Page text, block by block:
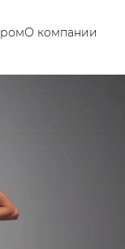
О компании